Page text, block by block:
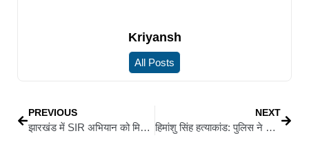
Kriyansh
All Posts
PREVIOUS
झारखंड में SIR अभियान को मिला बल: राज्यपाल और मुख्यमंत्री ने खुद भरा प्रपत्र, मतदाताओं से की अपील
NEXT
हिमांशु सिंह हत्याकांड: पुलिस ने दो आरोपित और तीन नाबालिगों को पकड़ा, फरार आरोपितों की तलाश में कई राज्यों में छापेमारी